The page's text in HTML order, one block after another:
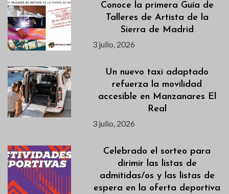
Conoce la primera Guía de
Talleres de Artista de la
Sierra de Madrid
3 julio, 2026
Un nuevo taxi adaptado
refuerza la movilidad
accesible en Manzanares El
Real
3 julio, 2026
Celebrado el sorteo para
dirimir las listas de
admitidas/os y las listas de
espera en la oferta deportiva